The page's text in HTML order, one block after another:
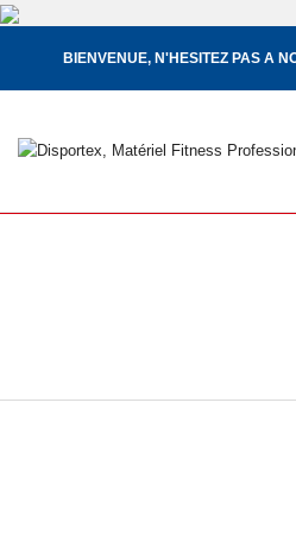
BIENVENUE, N'HESITEZ PAS A